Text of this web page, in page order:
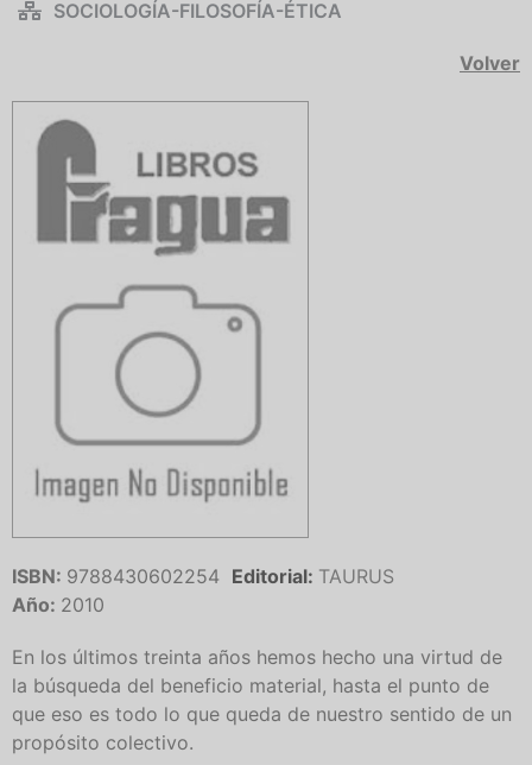
SOCIOLOGÍA-FILOSOFÍA-ÉTICA
Volver
ISBN: 9788430602254 Editorial: TAURUS
Año: 2010
En los últimos treinta años hemos hecho una virtud de
la búsqueda del beneficio material, hasta el punto de
que eso es todo lo que queda de nuestro sentido de un
propósito colectivo.